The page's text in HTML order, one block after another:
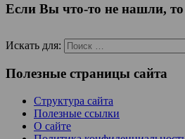
Если Вы что-то не нашли, то
Искать для:
Полезные страницы сайта
Структура сайта
Полезные ссылки
О сайте